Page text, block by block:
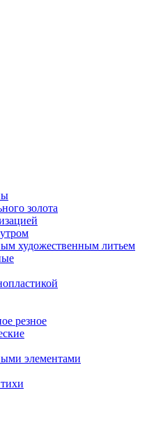
золота
художественным литьем
резное
элементами